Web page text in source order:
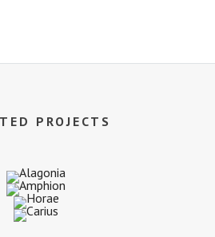
PROJECTS